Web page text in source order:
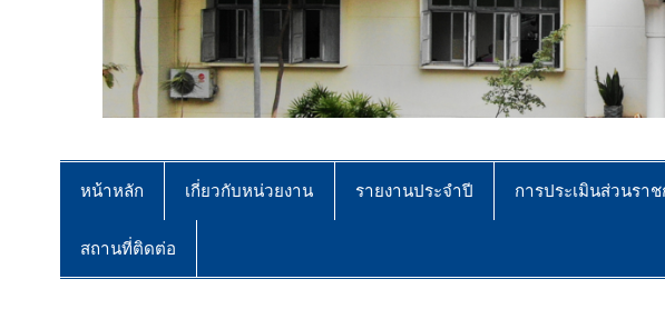
หน้าหลัก เกี่ยวกับหน่วยงาน รายงานประจำปี การประเมินส่วนรา
สถานที่ติดต่อ